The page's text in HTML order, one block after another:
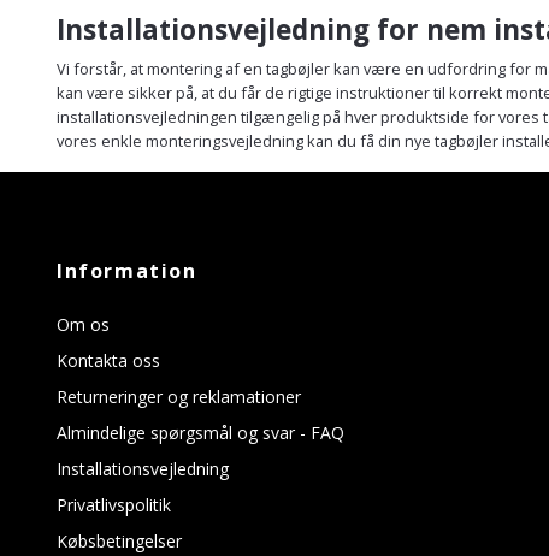
Installationsvejledning for nem
Vi forstår, at montering af en tagbøjler kan være en udfordring for
kan være sikker på, at du får de rigtige instruktioner til korrekt
installationsvejledningen tilgængelig på hver produktside for vores
vores enkle monteringsvejledning kan du få din nye tagbøjler
Information
Om os
Kontakta oss
Returneringer og reklamationer
Almindelige spørgsmål og svar - FAQ
Installationsvejledning
Privatlivspolitik
Købsbetingelser